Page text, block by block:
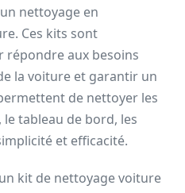
nettoyage en
Ces kits sont
répondre aux besoins
la voiture et garantir un
de nettoyer les
le tableau de bord, les
et efficacité.
kit de nettoyage voiture